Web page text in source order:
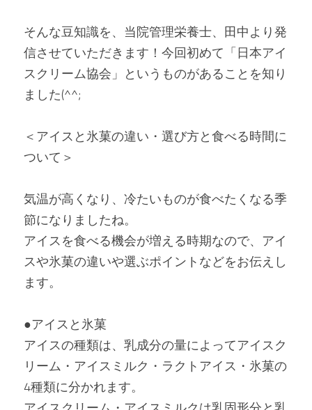
そんな豆知識を、当院管理栄養士、田中より発
信させていただきます！今回初めて「日本アイ
スクリーム協会」というものがあることを知り
ました(^^;
＜アイスと氷菓の違い・選び方と食べる時間に
ついて＞
気温が高くなり、冷たいものが食べたくなる季
節になりましたね。
アイスを食べる機会が増える時期なので、アイ
スや氷菓の違いや選ぶポイントなどをお伝えし
ます。
●アイスと氷菓
アイスの種類は、乳成分の量によってアイスク
リーム・アイスミルク・ラクトアイス・氷菓の
4種類に分かれます。